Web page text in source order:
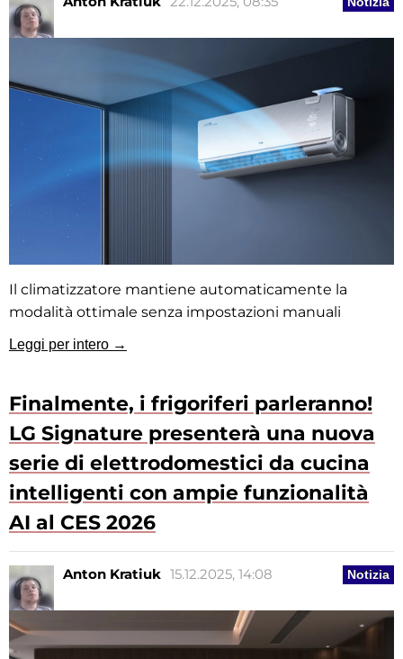
Il climatizzatore mantiene automaticamente la
modalità ottimale senza impostazioni manuali
Leggi per intero →
Finalmente, i frigoriferi parleranno!
LG Signature presenterà una nuova
serie di elettrodomestici da cucina
intelligenti con ampie funzionalità
AI al CES 2026
Notizia
Anton Kratiuk 15.12.2025, 14:08